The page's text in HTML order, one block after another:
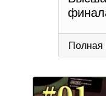
Полная